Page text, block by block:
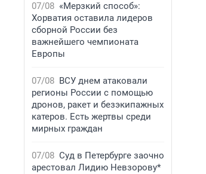
07/08 «Мерзкий способ»:
Хорватия оставила лидеров
сборной России без
важнейшего чемпионата
Европы
07/08 ВСУ днем атаковали
регионы России с помощью
дронов, ракет и безэкипажных
катеров. Есть жертвы среди
мирных граждан
07/08 Суд в Петербурге заочно
арестовал Лидию Невзорову*